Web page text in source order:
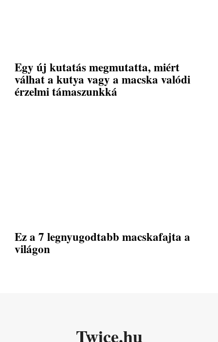
Egy új kutatás megmutatta, miért
válhat a kutya vagy a macska valódi
érzelmi támaszunkká
Ez a 7 legnyugodtabb macskafajta a
világon
Twice.hu